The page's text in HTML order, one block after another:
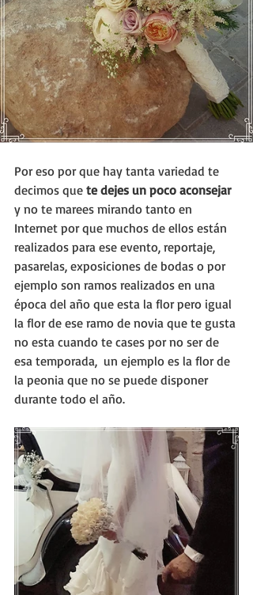
Por eso por que hay tanta variedad te
decimos que te dejes un poco aconsejar
y no te marees mirando tanto en
Internet por que muchos de ellos están
realizados para ese evento, reportaje,
pasarelas, exposiciones de bodas o por
ejemplo son ramos realizados en una
época del año que esta la flor pero igual
la flor de ese ramo de novia que te gusta
no esta cuando te cases por no ser de
esa temporada,  un ejemplo es la flor de
la peonia que no se puede disponer
durante todo el año.